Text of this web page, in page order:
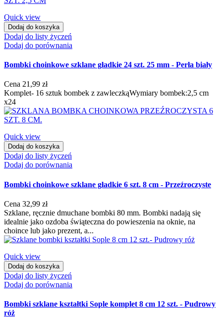
Quick view
Dodaj do koszyka
Dodaj do listy życzeń
Dodaj do porównania
Bombki choinkowe szklane gładkie 24 szt. 25 mm - Perła biały
Cena 21,99 zł
Komplet- 16 sztuk bombek z zawleczkąWymiary bombek:2,5 cm
x24
Quick view
Dodaj do koszyka
Dodaj do listy życzeń
Dodaj do porównania
Bombki choinkowe szklane gładkie 6 szt. 8 cm - Przeźroczyste
Cena 32,99 zł
Szklane, ręcznie dmuchane bombki 80 mm. Bombki nadają się
idealnie jako ozdoba świąteczna do powieszenia na oknie, na
choince lub jako prezent, a...
Quick view
Dodaj do koszyka
Dodaj do listy życzeń
Dodaj do porównania
Bombki szklane kształtki Sople komplet 8 cm 12 szt. - Pudrowy
róż